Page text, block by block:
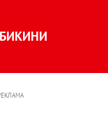
БИКИНИ